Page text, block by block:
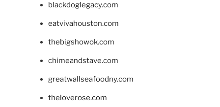
blackdoglegacy.com
eatvivahouston.com
thebigshowok.com
chimeandstave.com
greatwallseafoodny.com
theloverose.com